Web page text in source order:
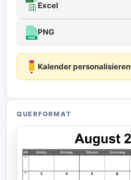
Excel
PNG
Kalender personalisieren
QUERFORMAT